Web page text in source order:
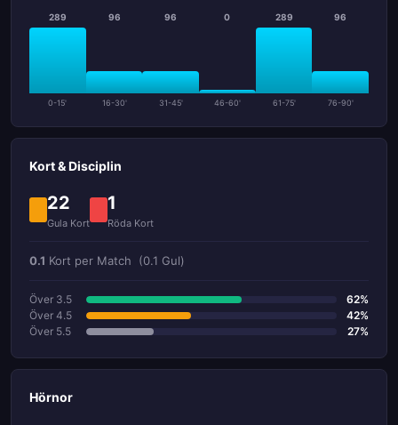
289
0-15'
96
16-30'
96
31-45'
0
46-60'
289
61-75'
96
76-90'
Kort & Disciplin
22
Gula Kort
1
Röda Kort
0.1 Kort per Match (0.1 Gul)
Över 3.5
62%
Över 4.5
42%
Över 5.5
27%
Hörnor